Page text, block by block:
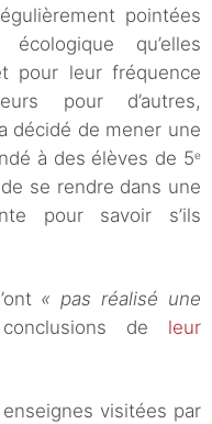
pointées
qu’elles
pour leur fréquence
pour d’autres,
décidé de mener une
à des élèves de 5e
se rendre dans une
pour savoir s’ils
« pas réalisé une
de leur
visitées par